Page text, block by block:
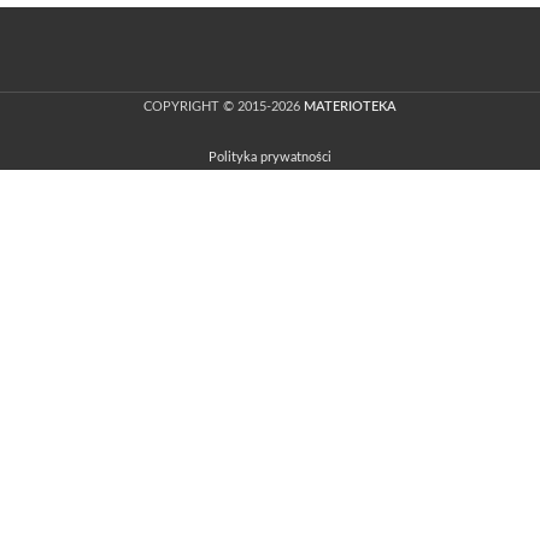
COPYRIGHT © 2015-2026 MATERIOTEKA
Polityka prywatności